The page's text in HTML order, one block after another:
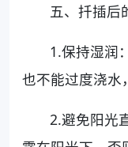
五、扦插后
1.保持湿润
也不能过度浇水
2.避免阳光